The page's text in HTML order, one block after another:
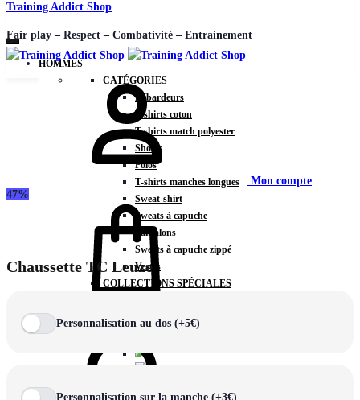
Training Addict Shop
Fair play – Respect – Combativité – Entrainement
HOMMES
CATÉGORIES
Débardeurs
T-shirts coton
T-shirts match polyester
Shorts
Polos
T-shirts manches longues
Sweat-shirt
Sweats à capuche
Pantalons
Sweats à capuche zippé
Vestes
COLLECTIONS SPÉCIALES
Mon compte
47%
Chaussette TC Leuze
Personnalisation au dos (+5€)
Personnalisation sur la manche (+3€)